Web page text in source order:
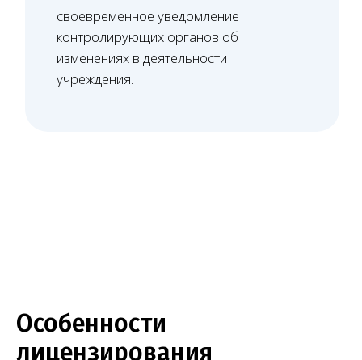
Особенности
лицензирования
требованиям.
03